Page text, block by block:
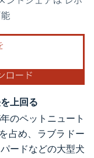
表示が必要です。
上回る
のペットニュート
占め、ラブラドー
ードなどの大型犬